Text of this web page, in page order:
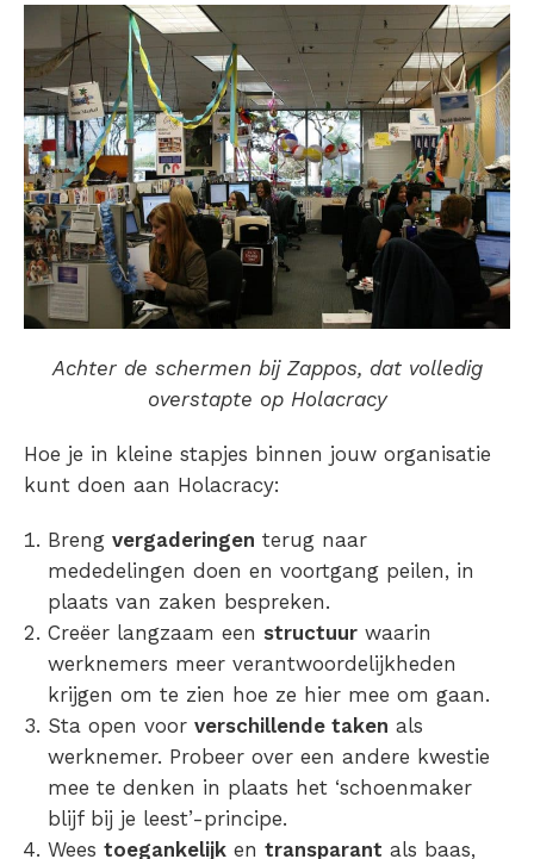
Achter de schermen bij Zappos, dat volledig
overstapte op Holacracy
Hoe je in kleine stapjes binnen jouw organisatie
kunt doen aan Holacracy:
Breng vergaderingen terug naar
mededelingen doen en voortgang peilen, in
plaats van zaken bespreken.
Creëer langzaam een structuur waarin
werknemers meer verantwoordelijkheden
krijgen om te zien hoe ze hier mee om gaan.
Sta open voor verschillende taken als
werknemer. Probeer over een andere kwestie
mee te denken in plaats het ‘schoenmaker
blijf bij je leest’-principe.
Wees toegankelijk en transparant als baas,